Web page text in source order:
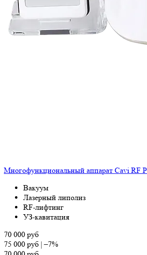
Многофункциональный аппарат Cavi RF
Вакуум
Лазерный липолиз
RF-лифтинг
УЗ-кавитация
70 000 руб
75 000 руб |–7%